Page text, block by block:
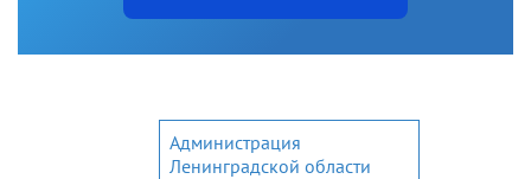
Администрация
Ленинградской области